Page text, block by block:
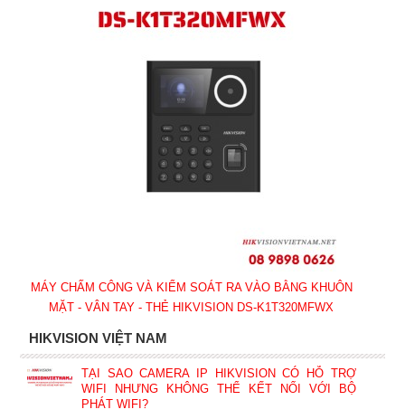
MÁY CHẤM CÔNG VÀ KIỂM SOÁT RA VÀO BẰNG KHUÔN
MẶT - VÂN TAY - THẺ HIKVISION DS-K1T320MFWX
HIKVISION VIỆT NAM
TẠI SAO CAMERA IP HIKVISION CÓ HỖ TRỢ
WIFI NHƯNG KHÔNG THỂ KẾT NỐI VỚI BỘ
PHÁT WIFI?